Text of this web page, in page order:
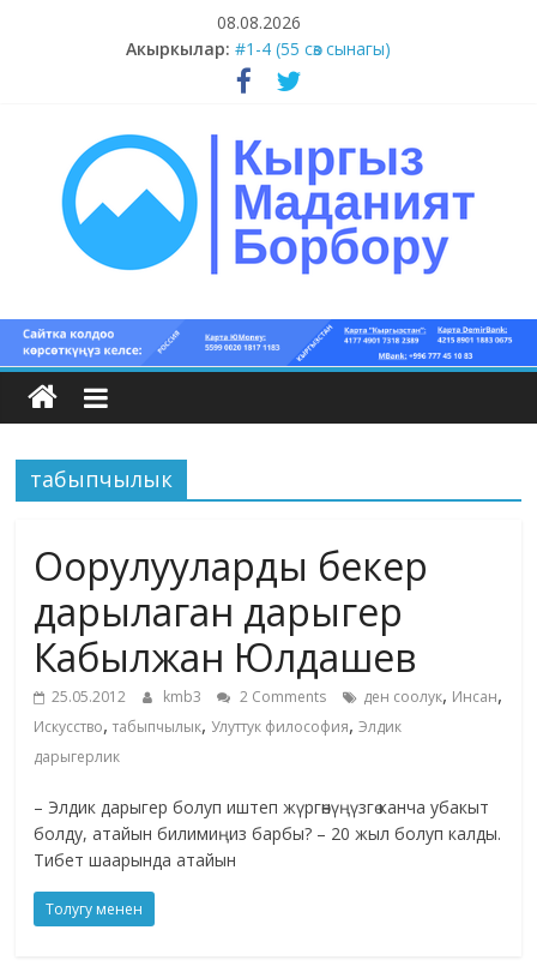
08.08.2026
Акыркылар: #1-4 (55 сөз сынагы)
#13-14 (55 сөз сынагы)
#11-12 (55 сөз сынагы)
#5-8 (55 сөз сынагы)
Кыргыз
маданият
борбору
Кыргыз
жана
адабияты
табыпчылык
Оорулууларды бекер
дарылаган дарыгер
Кабылжан Юлдашев
25.05.2012 kmb3 2 Comments ден соолук, Инсан,
Искусство,табыпчылык, Улуттук философия,Элдик
дарыгерлик
– Элдик дарыгер болуп иштеп жүргөнүңүзгө канча убакыт
болду, атайын билимиңиз барбы? – 20 жыл болуп калды.
Тибет шаарында атайын
Толугу менен